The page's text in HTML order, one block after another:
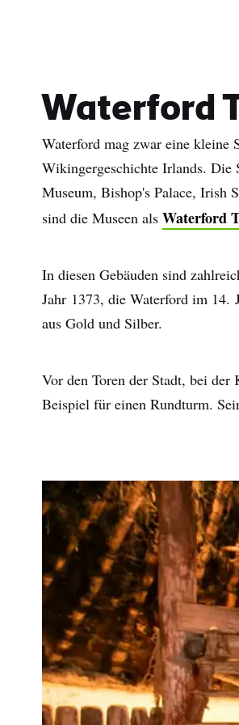
Waterford
Waterford mag zwar eine kleine
Wikingergeschichte Irlands.
Museum, Bishop's Palace, Irish
sind die Museen als Waterford
In diesen Gebäuden sind
Jahr 1373, die Waterford im 14.
aus Gold und Silber.
Vor den Toren der Stadt, bei der
Beispiel für einen Rundturm.